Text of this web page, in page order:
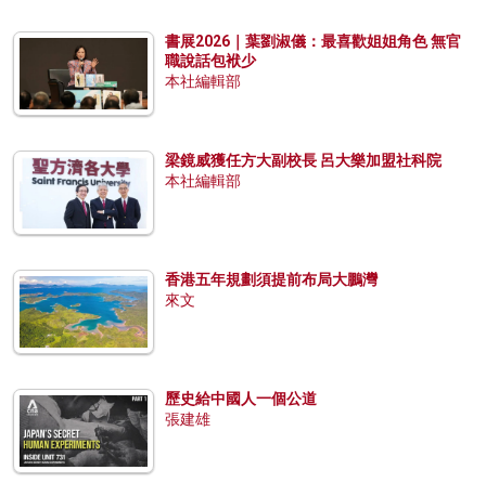
書展2026｜葉劉淑儀：最喜歡姐姐角色 無官
職說話包袱少
本社編輯部
梁鏡威獲任方大副校長 呂大樂加盟社科院
本社編輯部
香港五年規劃須提前布局大鵬灣
來文
歷史給中國人一個公道
張建雄